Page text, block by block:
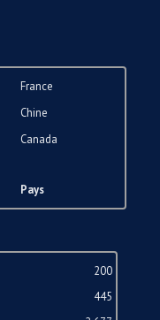
France
Chine
Canada
Pays
200
445